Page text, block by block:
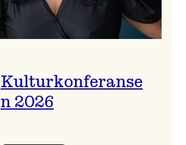
Kulturkonferanse
n 2026